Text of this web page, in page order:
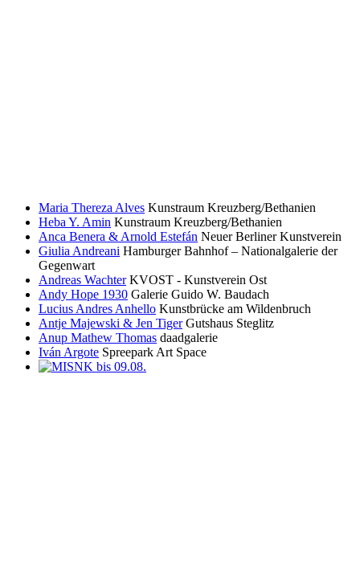
Maria Thereza Alves Kunstraum Kreuzberg/Bethanien
Heba Y. Amin Kunstraum Kreuzberg/Bethanien
Anca Benera & Arnold Estefán Neuer Berliner Kunstverein
Giulia Andreani Hamburger Bahnhof – Nationalgalerie der
Gegenwart
Andreas Wachter KVOST - Kunstverein Ost
Andy Hope 1930 Galerie Guido W. Baudach
Lucius Andres Anhello Kunstbrücke am Wildenbruch
Antje Majewski & Jen Tiger Gutshaus Steglitz
Anup Mathew Thomas daadgalerie
Iván Argote Spreepark Art Space